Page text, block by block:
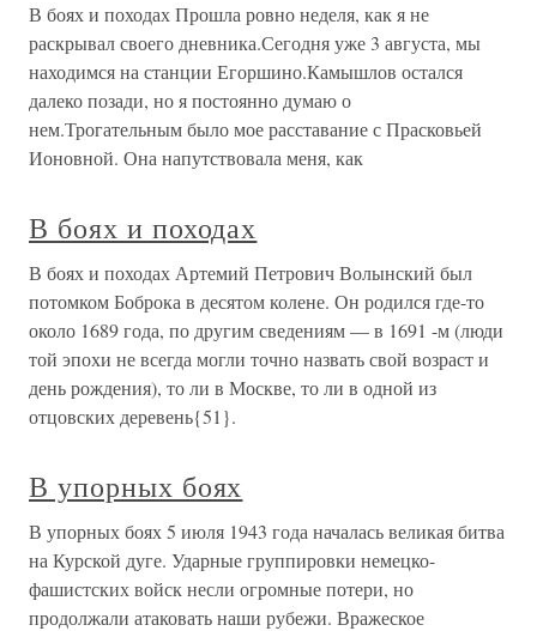
В боях и походах Прошла ровно неделя, как я не
раскрывал своего дневника.Сегодня уже 3 августа, мы
находимся на станции Егоршино.Камышлов остался
далеко позади, но я постоянно думаю о
нем.Трогательным было мое расставание с Прасковьей
Ионовной. Она напутствовала меня, как
В боях и походах
В боях и походах Артемий Петрович Волынский был
потомком Боброка в десятом колене. Он родился где-то
около 1689 года, по другим сведениям — в 1691 -м (люди
той эпохи не всегда могли точно назвать свой возраст и
день рождения), то ли в Москве, то ли в одной из
отцовских деревень{51}.
В упорных боях
В упорных боях 5 июля 1943 года началась великая битва
на Курской дуге. Ударные группировки немецко-
фашистских войск несли огромные потери, но
продолжали атаковать наши рубежи. Вражеское